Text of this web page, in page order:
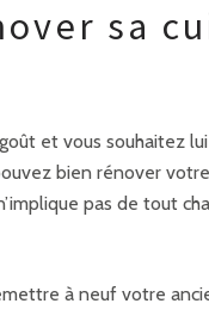
sa
et vous souhaitez
bien rénover
pas de tout
à neuf votre